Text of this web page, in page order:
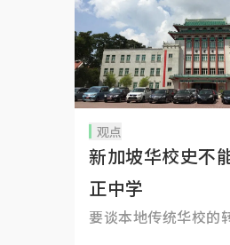
观点
新加坡华校史不
正中学
要谈本地传统华校的